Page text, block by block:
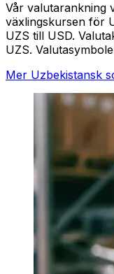
Vår valutarankning
växlingskursen för
UZS till USD.
UZS.
Mer Uzbekistansk